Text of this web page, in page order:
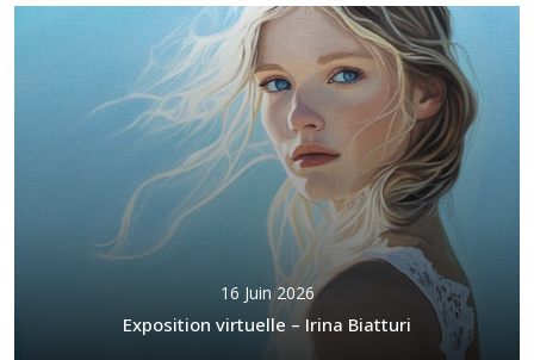
16 Juin 2026
Exposition virtuelle – Irina Biatturi